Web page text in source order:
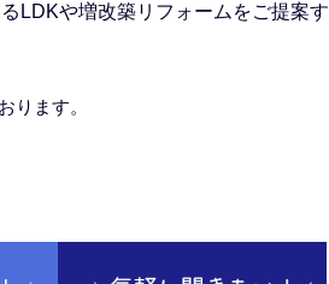
LDKや増改築リフォームをご提案す
ります。